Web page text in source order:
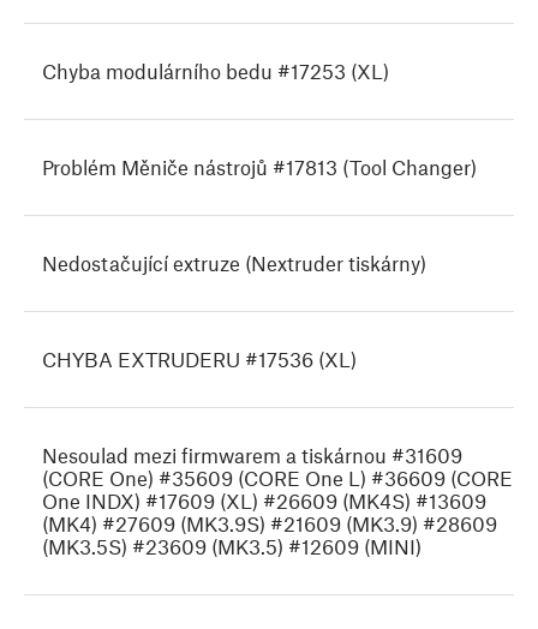
Chyba modulárního bedu #17253 (XL)
Problém Měniče nástrojů #17813 (Tool Changer)
Nedostačující extruze (Nextruder tiskárny)
CHYBA EXTRUDERU #17536 (XL)
Nesoulad mezi firmwarem a tiskárnou #31609
(CORE One) #35609 (CORE One L) #36609 (CORE
One INDX) #17609 (XL) #26609 (MK4S) #13609
(MK4) #27609 (MK3.9S) #21609 (MK3.9) #28609
(MK3.5S) #23609 (MK3.5) #12609 (MINI)